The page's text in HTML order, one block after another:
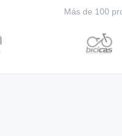
Más de 100